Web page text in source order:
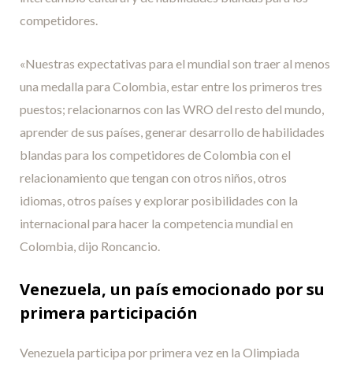
competidores.
«Nuestras expectativas para el mundial son traer al menos
una medalla para Colombia, estar entre los primeros tres
puestos; relacionarnos con las WRO del resto del mundo,
aprender de sus países, generar desarrollo de habilidades
blandas para los competidores de Colombia con el
relacionamiento que tengan con otros niños, otros
idiomas, otros países y explorar posibilidades con la
internacional para hacer la competencia mundial en
Colombia, dijo Roncancio.
Venezuela, un país emocionado por su
primera participación
Venezuela participa por primera vez en la Olimpiada